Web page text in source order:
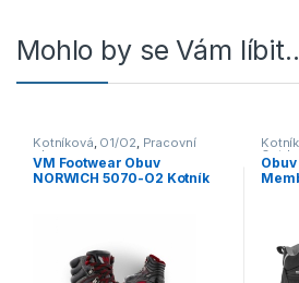
Mohlo by se Vám
Kotníková, O1/O2, Pracovní
obuv
VM Footwear Obuv
NORWICH 5070-O2 Kotník
obuv
Obuv